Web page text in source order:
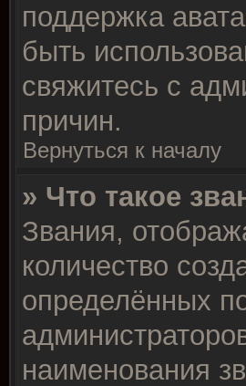
поддержка
быть
свяжитесь с
причин.
Вернуться к началу
» Что такое
Звания,
количество
определённых
наименования